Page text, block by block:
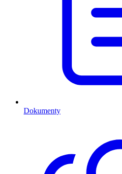
Dokumenty